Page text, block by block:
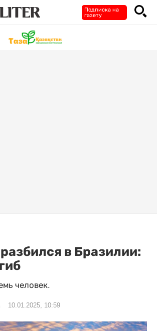
Подписка на
газету
в Бразилии:
человек.
10.01.2025, 10:59